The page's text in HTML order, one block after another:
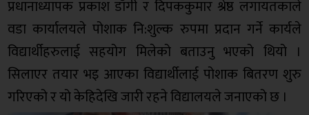
प्रधानाध्यापक प्रकाश डाँगी र दिपककुमार श्रेष्ठ लगायतकाले
वडा कार्यालयले पोशाक नि:शुल्क रुपमा प्रदान गर्ने कार्यले
विद्यार्थीहरुलाई सहयोग मिलेको बताउनु भएको थियो ।
सिलाएर तयार भइ आएका विद्यार्थीलाई पोशाक बितरण शुरु
गरिएको र यो केहिदेखि जारी रहने विद्यालयले जनाएको छ ।